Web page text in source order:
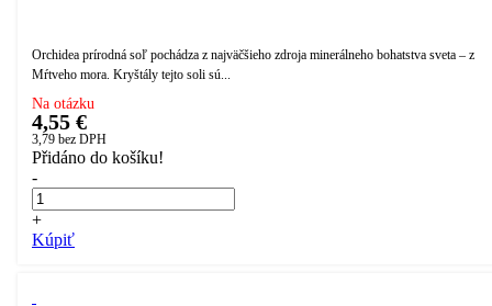
Orchidea prírodná soľ pochádza z najväčšieho zdroja minerálneho bohatstva sveta – z
Mŕtveho mora. Kryštály tejto soli sú...
Na otázku
4,55 €
3,79 bez DPH
Přidáno do košíku!
-
+
Kúpiť